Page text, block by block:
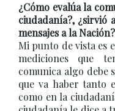
¿Cómo evalúa la
ciudadanía?, ¿sirvió
mensajes a la Nación?
Mi punto de vista es
mediciones que
comunica algo debe
que va haber tanto
como en la